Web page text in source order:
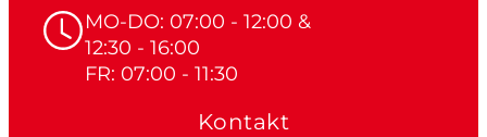
MO-DO: 07:00 - 12:00 &
12:30 - 16:00
FR: 07:00 - 11:30
Kontakt